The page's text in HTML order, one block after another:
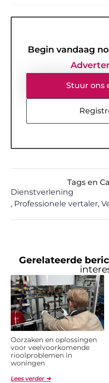
Begin vandaag
Stuur ons
Tags en
Dienstverlening
, Professionele vertaler,
Gerelateerde
Oorzaken en oplossingen
voor veelvoorkomende
rioolproblemen in
woningen
Lees verder ➜